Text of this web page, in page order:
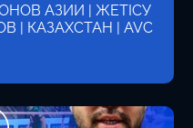
АЗИИ | ЖЕТІСУ
| КАЗАХСТАН | AVC